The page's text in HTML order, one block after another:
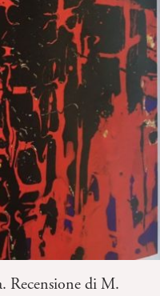
Recensione di M.